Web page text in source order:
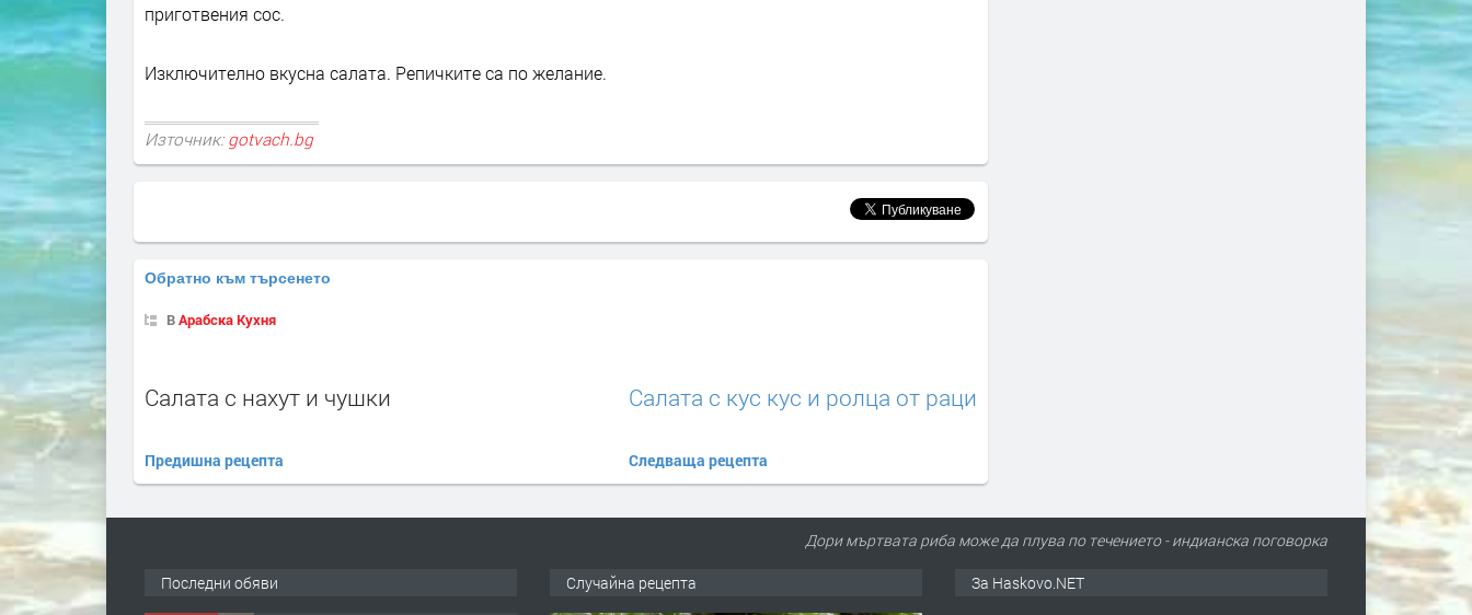
приготвения сос.
Изключително вкусна салата. Репичките са по желание.
Източник: gotvach.bg
Обратно към търсенето
ВАрабска Кухня
Салата с нахут и чушки
Предишна рецепта
Салата с кус кус и ролца от раци
Следваща рецепта
Дори мъртвата риба може да плува по течението - индианска поговорка
Последни обяви Случайна рецепта За Haskovo.NET